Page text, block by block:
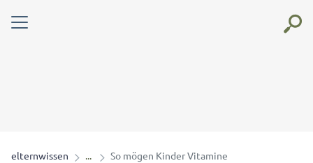
elternwissen So mögen Kinder Vitamine